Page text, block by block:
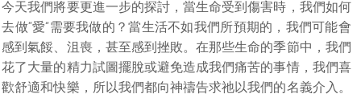
今天我們將要更進一步的探討，當生命受到傷害時，我們如何
去做“愛”需要我做的？當生活不如我們所預期的，我們可能會
感到氣餒、沮喪，甚至感到挫敗。在那些生命的季節中，我們
花了大量的精力試圖擺脫或避免造成我們痛苦的事情，我們喜
歡舒適和快樂，所以我們都向神禱告求祂以我們的名義介入。